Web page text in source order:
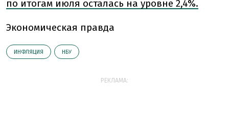
по итогам июля осталась на уровне 2,4%.
Экономическая правда
ИНФЛЯЦИЯ НБУ
РЕКЛАМА: